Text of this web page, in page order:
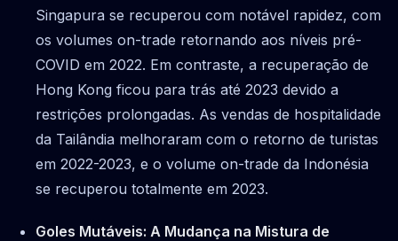
Singapura se recuperou com notável rapidez, com
os volumes on-trade retornando aos níveis pré-
COVID em 2022. Em contraste, a recuperação de
Hong Kong ficou para trás até 2023 devido a
restrições prolongadas. As vendas de hospitalidade
da Tailândia melhoraram com o retorno de turistas
em 2022-2023, e o volume on-trade da Indonésia
se recuperou totalmente em 2023.
Goles Mutáveis: A Mudança na Mistura de